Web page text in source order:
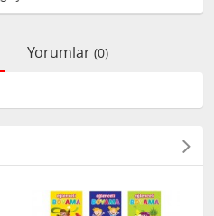
Yorumlar (0)